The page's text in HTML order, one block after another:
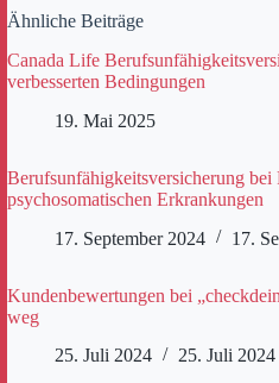
Ähnliche Beiträge
Canada Life
verbesserten Bedingungen
19. Mai 2025
Berufsunfähigkeitsversicherung bei
psychosomatischen Erkrankungen
17. September 2024
17.
Kundenbewertungen bei
weg
25. Juli 2024
25. Juli 2024